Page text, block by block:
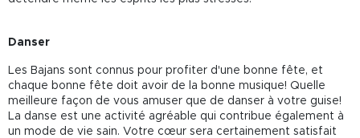
Danser
Les Bajans sont connus pour profiter d'une bonne fête, et
chaque bonne fête doit avoir de la bonne musique! Quelle
meilleure façon de vous amuser que de danser à votre guise!
La danse est une activité agréable qui contribue également à
un mode de vie sain. Votre cœur sera certainement satisfait